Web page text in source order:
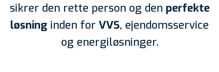
sikrer den rette person og den perfekte
løsning inden for VVS, ejendomsservice
og energiløsninger.